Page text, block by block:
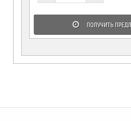
ПОЛУЧИТЬ